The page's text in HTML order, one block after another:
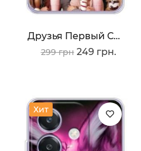
Друзья Первый Сезон
299 грн 249 грн.
Хит